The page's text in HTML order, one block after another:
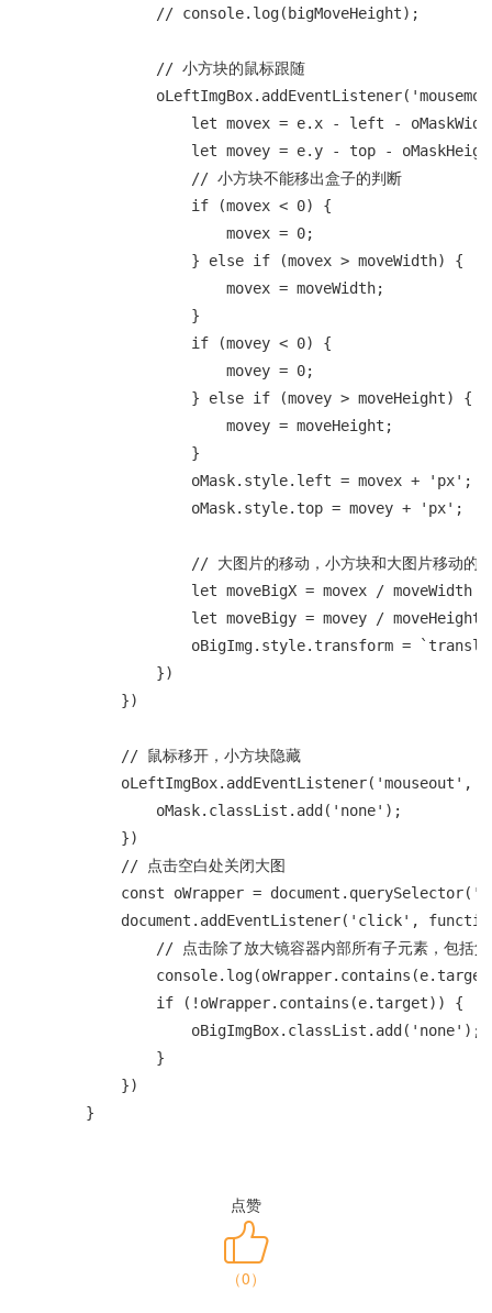
// console.log(bigMoveHeight);
// 小方块的鼠标跟随
let movex = e.x - left - oMaskWidth
let movey = e.y - top - oMaskHeight
// 小方块不能移出盒子的判断
if (movex < 0) {
movex = 0;
} else if (movex > moveWidth) {
movex = moveWidth;
}
if (movey < 0) {
movey = 0;
} else if (movey > moveHeight) {
movey = moveHeight;
}
oMask.style.left = movex + 'px';
oMask.style.top = movey + 'px';
// 大图片的移动，小方块和大图片移动的比例
let moveBigX = movex / moveWidth *
let moveBigy = movey / moveHeight *
oBigImg.style.transform = `translate(-
})
})
// 鼠标移开，小方块隐藏
oLeftImgBox.addEventListener('mouseout',
oMask.classList.add('none');
})
// 点击空白处关闭大图
const oWrapper =
document.addEventListener('click', function
// 点击除了放大镜容器内部所有子元素，包括父元素
console.log(oWrapper.contains(e.target),
if (!oWrapper.contains(e.target)) {
oBigImgBox.classList.add('none');
}
})
}
点赞
（0）